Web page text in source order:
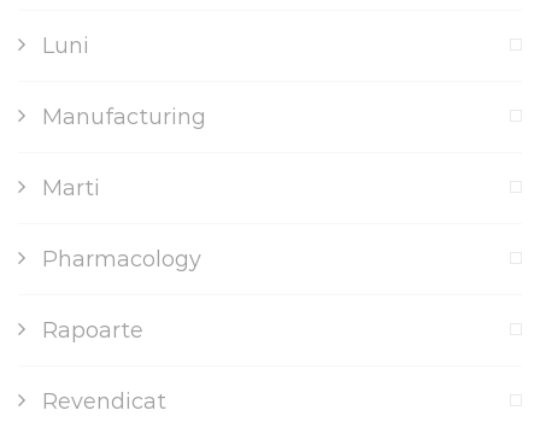
Luni
Manufacturing
Marti
Pharmacology
Rapoarte
Revendicat